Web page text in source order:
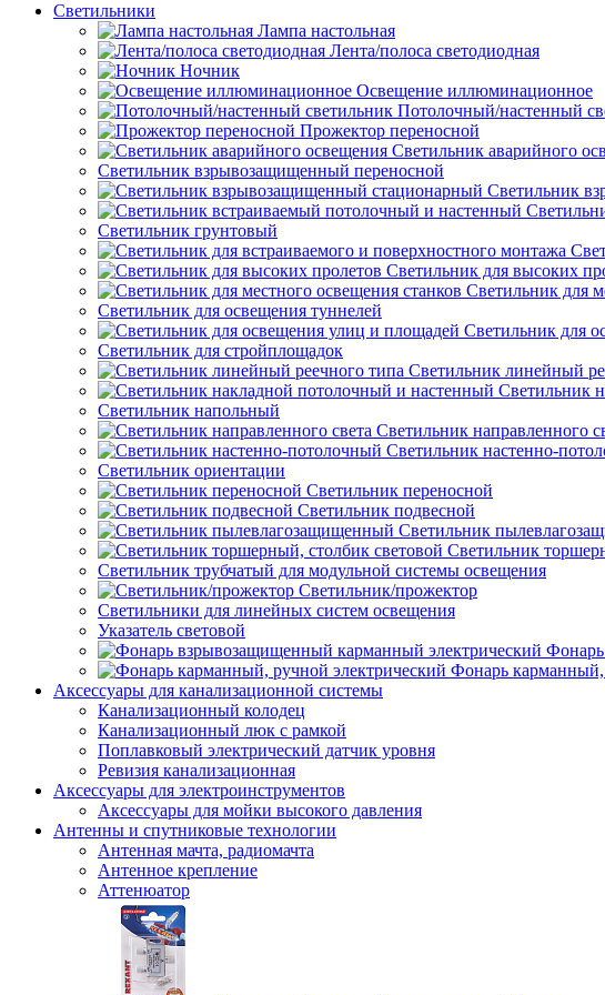
Светильники
Лампа настольная
Лента/полоса светодиодная
Ночник
Освещение иллюминационное
Потолочный/настенный
Прожектор переносной
Светильник аварийного
Светильник взрывозащищенный переносной
Светильник
Светильник грунтовый
Светильник для высоких
Светильник для
Светильник для освещения туннелей
Светильник для
Светильник для стройплощадок
Светильник линейный
Светильник
Светильник напольный
Светильник направленного
Светильник настенно-
Светильник ориентации
Светильник переносной
Светильник подвесной
Светильник
Светильник
Светильник трубчатый для модульной системы освещения
Светильник/прожектор
Светильники для линейных систем освещения
Указатель световой
Фонарь карманный,
Аксессуары для канализационной системы
Канализационный колодец
Канализационный люк с рамкой
Поплавковый электрический датчик уровня
Ревизия канализационная
Аксессуары для электроинструментов
Аксессуары для мойки высокого давления
Антенны и спутниковые технологии
Антенная мачта, радиомачта
Антенное крепление
Аттенюатор